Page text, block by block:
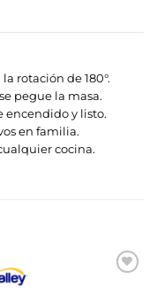
rotación de 180°.
pegue la masa.
encendido y listo.
en familia.
cocina.